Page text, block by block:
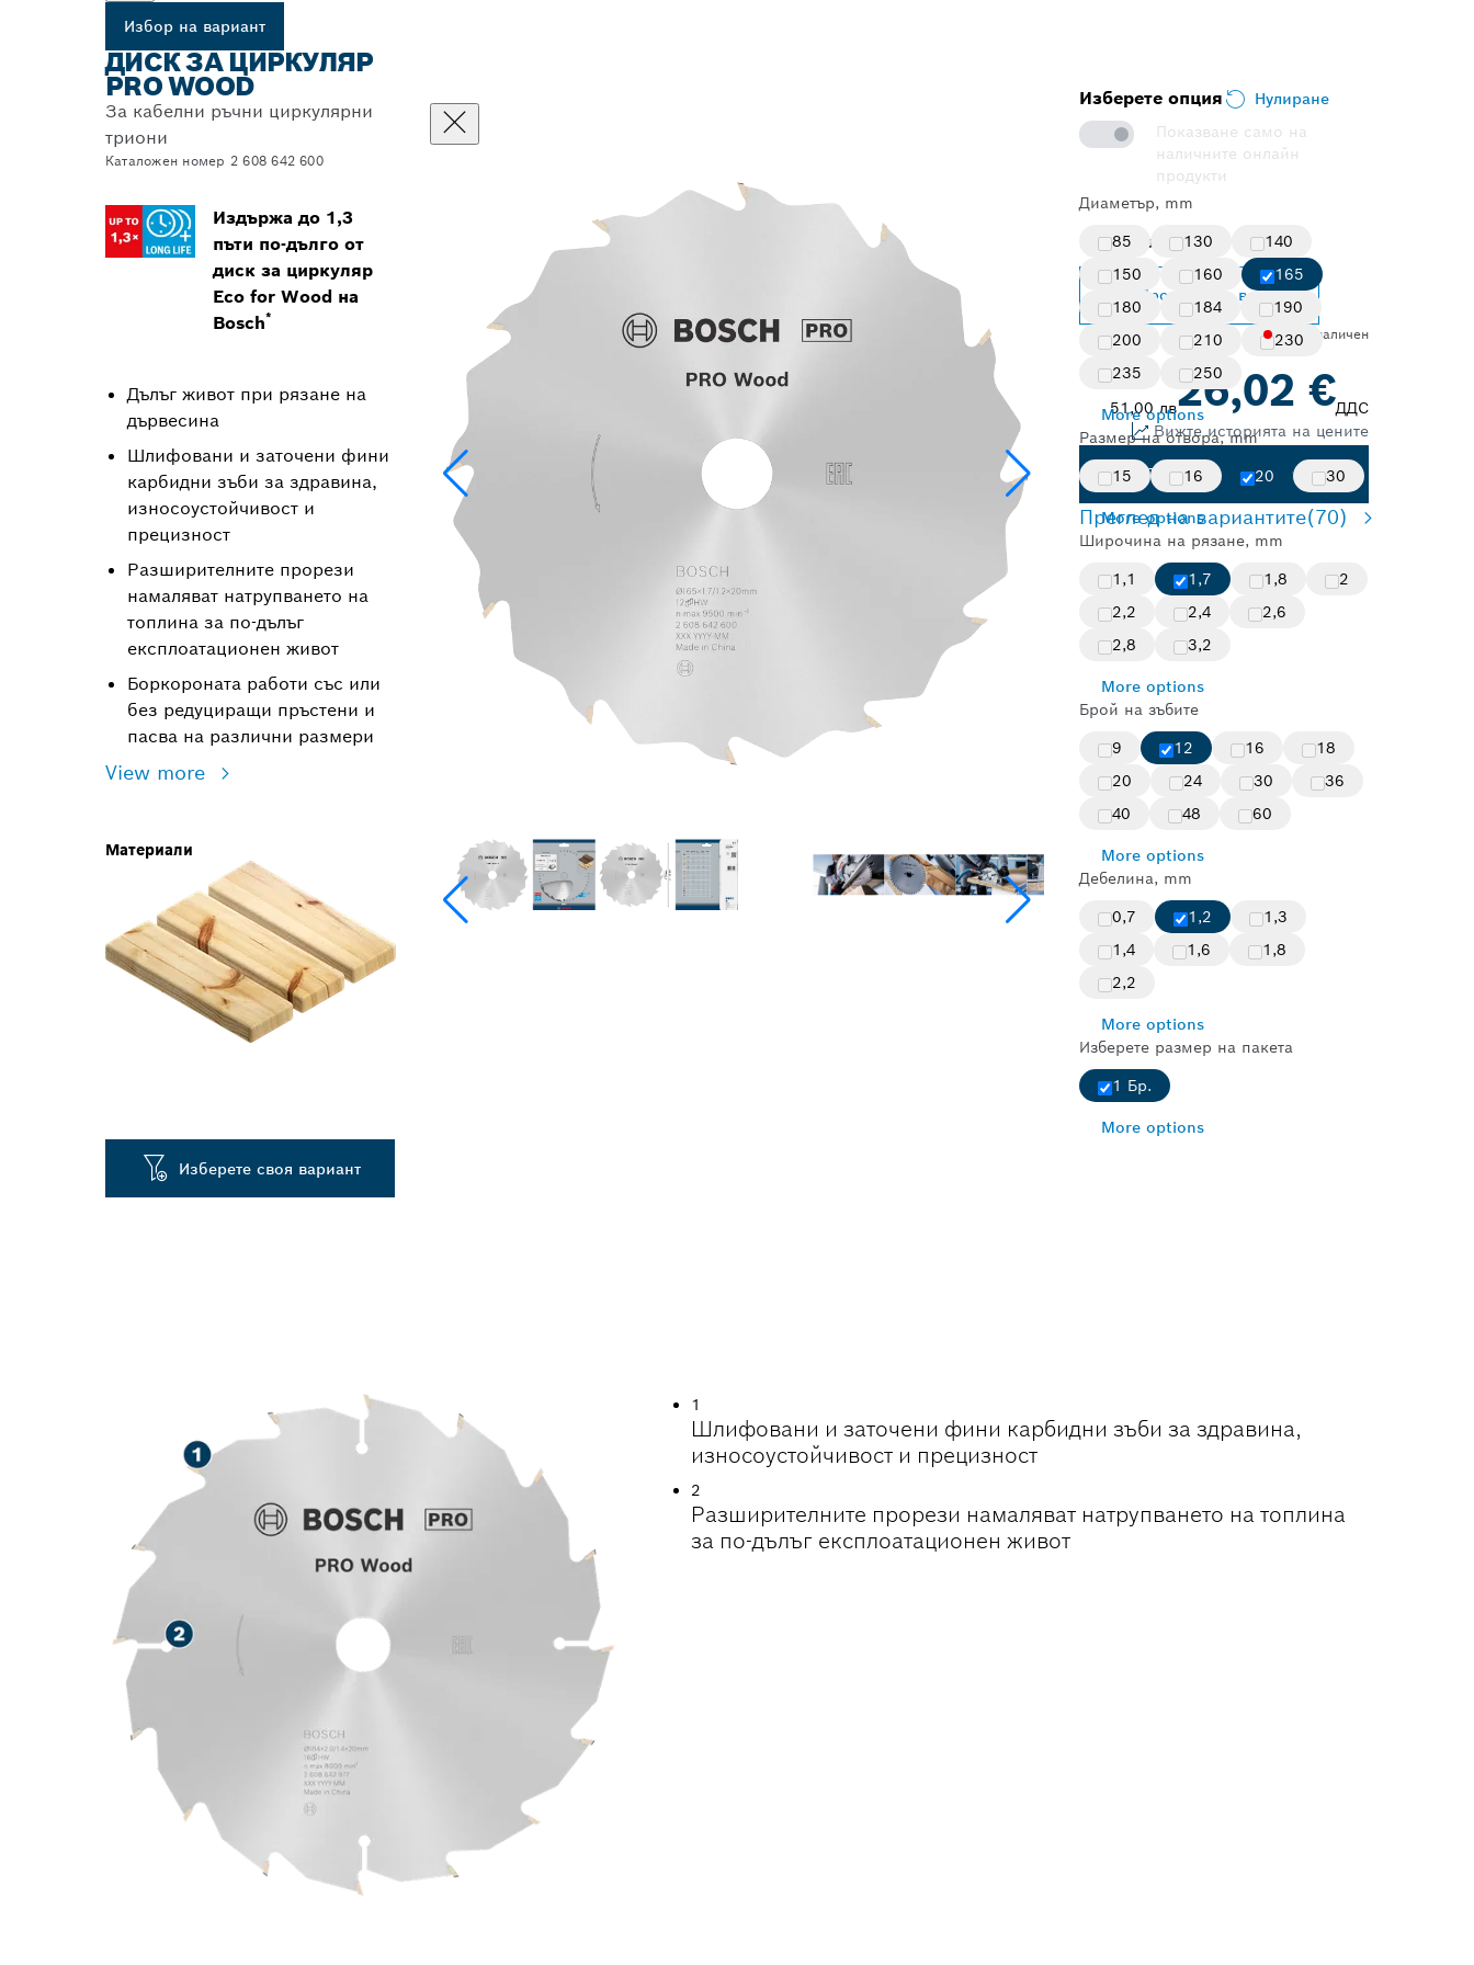
Избор на вариант
ДИСК ЗА ЦИРКУЛЯР
PRO WOOD
За кабелни ръчни циркулярни
триони
Каталожен номер 2 608 642 600
Издържа до 1,3
пъти по-дълго от
диск за циркуляр
Eco for Wood на
Bosch*
Дълъг живот при рязане на
дървесина
Шлифовани и заточени фини
карбидни зъби за здравина,
износоустойчивост и
прецизност
Разширителните прорези
намаляват натрупването на
топлина за по-дълъг
експлоатационен живот
Боркороната работи със или
без редуциращи пръстени и
пасва на различни размери
View more
Материали
Търсеният артикул (2608642600) има до 1,3 пъти по-дълъг
експлоатационен живот от диск за циркуляр за дърво Eco for Wood на
Изберете своя вариант
Изберете опция
Нулиране
Показване само на
наличните онлайн
продукти
Диаметър, mm
85
130
140
150
160
165
180
184
190
200
210
230
235
250
More options
Размер на отвора, mm
15
16 20 30
More options
Широчина на рязане, mm
1,1
1,7 1,8
2
2,2
2,4
2,6
2,8
3,2
More options
Брой на зъбите
9
12 16
18
20
24 30
36
40
48 60
More options
Дебелина, mm
0,7
1,2
1,3
1,4
1,6
1,8
2,2
More options
Изберете размер на пакета
1 Бр.
More options
Избрана опция
Промяна на вариант
Не е наличен
51,00 лв26,02 €ДДС
Вижте историята на цените
Търсене на дистрибутор
Преглед на вариантите(70)
1
Шлифовани и заточени фини карбидни зъби за здравина,
износоустойчивост и прецизност
2
Разширителните прорези намаляват натрупването на топлина
за по-дълъг експлоатационен живот